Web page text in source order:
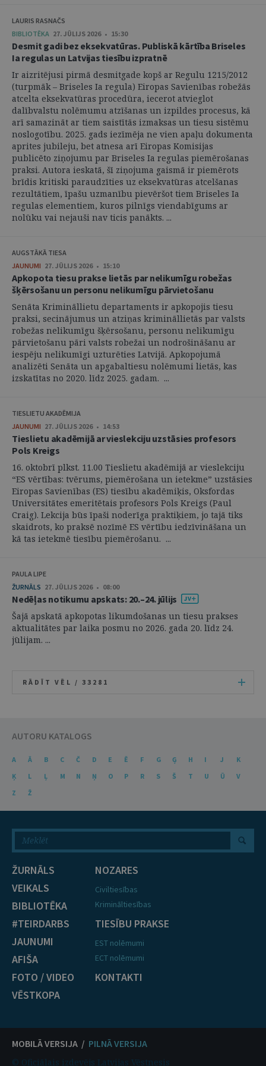
LAURIS RASNAČS
BIBLIOTĒKA 27. JŪLIJS 2026 • 15:30
Desmit gadi bez eksekvatūras. Publiskā kārtība Briseles
Ia regulas un Latvijas tiesību izpratnē
Ir aizritējusi pirmā desmitgade kopš ar Regulu 1215/2012
(turpmāk – Briseles Ia regula) Eiropas Savienības robežās
atcelta eksekvatūras procedūra, iecerot atvieglot
dalībvalstu nolēmumu atzīšanas un izpildes procesus, kā
arī samazināt ar tiem saistītās izmaksas un tiesu sistēmu
noslogotību. 2025. gads iezīmēja ne vien apaļu dokumenta
aprites jubileju, bet atnesa arī Eiropas Komisijas
publicēto ziņojumu par Briseles Ia regulas piemērošanas
praksi. Autora ieskatā, šī ziņojuma gaismā ir piemērots
brīdis kritiski paraudzīties uz eksekvatūras atcelšanas
rezultātiem, īpašu uzmanību pievēršot tiem Briseles Ia
regulas elementiem, kuros pilnīgs viendabīgums ar
nolūku vai nejauši nav ticis panākts. ...
AUGSTĀKĀ TIESA
JAUNUMI 27. JŪLIJS 2026 • 15:10
Apkopota tiesu prakse lietās par nelikumīgu robežas
šķērsošanu un personu nelikumīgu pārvietošanu
Senāta Krimināllietu departaments ir apkopojis tiesu
praksi, secinājumus un atziņas krimināllietās par valsts
robežas nelikumīgu šķērsošanu, personu nelikumīgu
pārvietošanu pāri valsts robežai un nodrošināšanu ar
iespēju nelikumīgi uzturēties Latvijā. Apkopojumā
analizēti Senāta un apgabaltiesu nolēmumi lietās, kas
izskatītas no 2020. līdz 2025. gadam. ...
TIESLIETU AKADĒMIJA
JAUNUMI 27. JŪLIJS 2026 • 14:53
Tieslietu akadēmijā ar vieslekciju uzstāsies profesors
Pols Kreigs
16. oktobrī plkst. 11.00 Tieslietu akadēmijā ar vieslekciju
“ES vērtības: tvērums, piemērošana un ietekme” uzstāsies
Eiropas Savienības (ES) tiesību akadēmiķis, Oksfordas
Universitātes emeritētais profesors Pols Kreigs (Paul
Craig). Lekcija būs īpaši noderīga praktiķiem, jo tajā tiks
skaidrots, ko praksē nozīmē ES vērtību iedzīvināšana un
kā tas ietekmē tiesību piemērošanu. ...
PAULA LIPE
ŽURNĀLS 27. JŪLIJS 2026 • 08:00
Nedēļas notikumu apskats: 20.–24. jūlijs
Šajā apskatā apkopotas likumdošanas un tiesu prakses
aktualitātes par laika posmu no 2026. gada 20. līdz 24.
jūlijam. ...
RĀDĪT VĒL / 33281
AUTORU KATALOGS
A Ā B C Č D E Ē F G Ģ H I J
K
Ķ
L Ļ M N Ņ O P R S Š T U Ū
V
Z
Ž
ŽURNĀLS
VEIKALS
BIBLIOTĒKA
#TEIRDARBS
JAUNUMI
AFIŠA
FOTO / VIDEO
VĒSTKOPA
NOZARES
Civiltiesības
Krimināltiesības
TIESĪBU PRAKSE
EST nolēmumi
ECT nolēmumi
KONTAKTI
MOBILĀ VERSIJA / PILNĀ VERSIJA
© Oficiālais izdevējs Latvijas Vēstnesis